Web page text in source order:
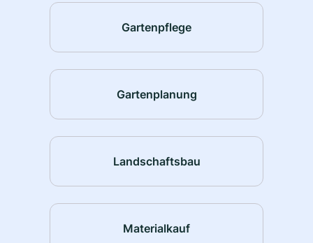
Gartenpflege
Gartenplanung
Landschaftsbau
Materialkauf